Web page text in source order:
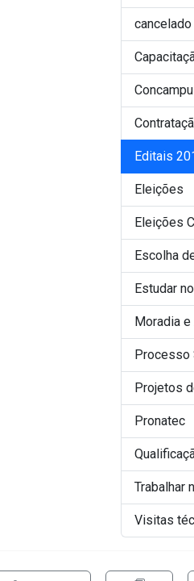
cancelado
Editais
Eleições
Eleições
Escolha
Estudar
Moradia
Processo
Projetos
Pronatec
Trabalhar
Visitas